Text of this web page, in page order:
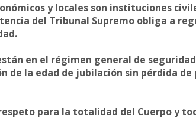
y locales son instituciones
del Tribunal Supremo obliga a
en el régimen general de
de la edad de jubilación sin pérdida de
para la totalidad del Cuerpo y